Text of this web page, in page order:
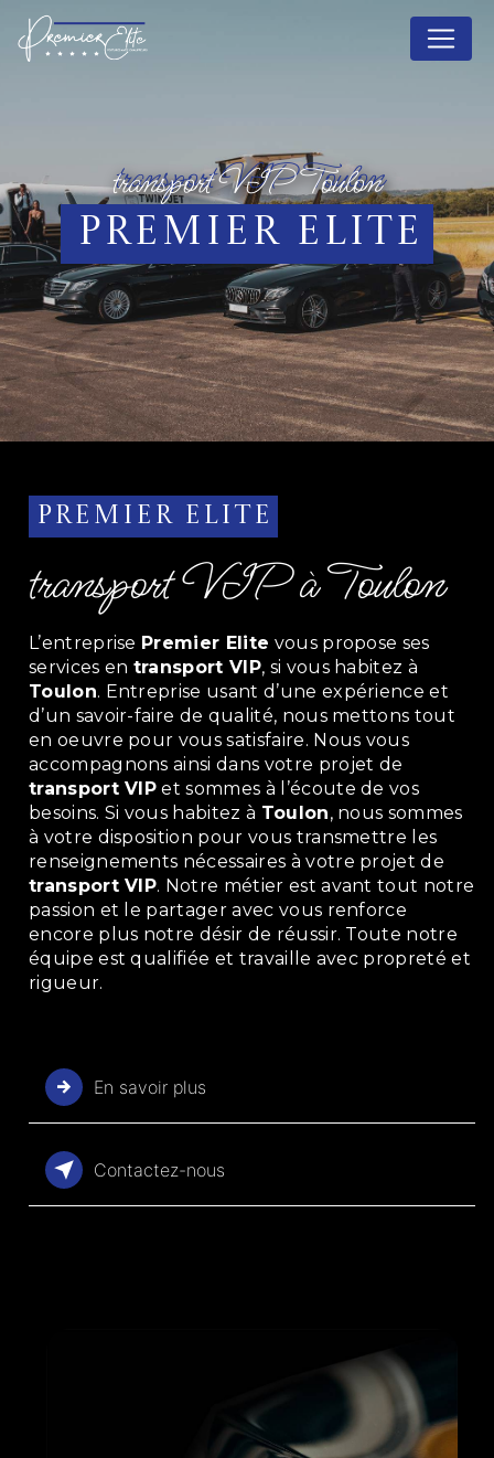
transport VIP Toulon
Premier Elite
Premier Elite
transport VIP à Toulon
L’entreprise Premier Elite vous propose ses
services en transport VIP, si vous habitez à
Toulon. Entreprise usant d’une expérience et
d’un savoir-faire de qualité, nous mettons tout
en oeuvre pour vous satisfaire. Nous vous
accompagnons ainsi dans votre projet de
transport VIP et sommes à l’écoute de vos
besoins. Si vous habitez à Toulon, nous sommes
à votre disposition pour vous transmettre les
renseignements nécessaires à votre projet de
transport VIP. Notre métier est avant tout notre
passion et le partager avec vous renforce
encore plus notre désir de réussir. Toute notre
équipe est qualifiée et travaille avec propreté et
rigueur.
En savoir plus
Contactez-nous
Panneau de gestion des cookies